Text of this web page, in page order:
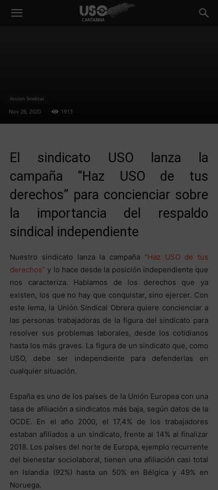
Accion Sindical
Nov 26, 2020 1913
El sindicato USO lanza la
campaña “Haz USO de tus
derechos” para concienciar sobre
la importancia del respaldo
sindical independiente
Nuestro sindicato lanza la campaña “Haz USO de tus
derechos” y lo hace desde la posición independiente que
nos caracteriza. Hablamos de los derechos que ya
existen, los que no hay que conquistar, sino ejercer. Con
este lema, la Unión Sindical Obrera quiere concienciar a
las personas trabajadoras de la figura del sindicato para
resolver sus problemas laborales, desde los cotidianos
hasta los más graves. La figura de un sindicato que, como
USO, debe ser independiente para defenderlas en
cualquier situación.
España es uno de los países de la Unión Europea con una
tasa de afiliación a sindicatos más baja, según datos de la
OCDE. En el año 2000, el 17,4% de los trabajadores
estaban afiliados a un sindicato, frente al 14% al finalizar
2018. Los países del norte de Europa, ejemplo recurrente
del bienestar sociolaboral, tienen una afiliación casi total
en Islandia (92%) hasta un 50% en Bélgica y 49% en
Noruega.